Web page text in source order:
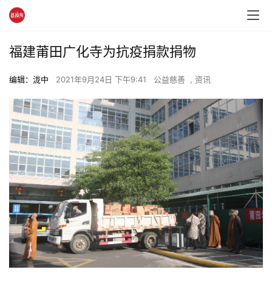
福建莆田广化寺为抗疫捐款捐物
编辑：泷中 2021年9月24日 下午9:41 公益慈善 , 资讯